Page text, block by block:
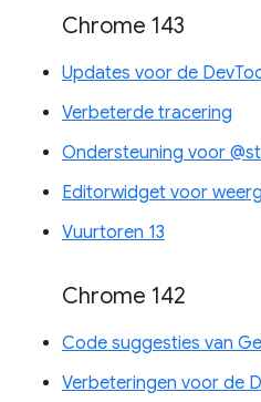
Chrome 143
Updates voor de
Verbeterde tracering
Ondersteuning voor
Editorwidget voor
Vuurtoren 13
Chrome 142
Code suggesties van
Verbeteringen voor de